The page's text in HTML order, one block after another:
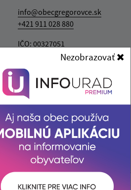
Nezobrazovať
info@obecgregorovce.sk
+421 911 028 880
IČO: 00327051